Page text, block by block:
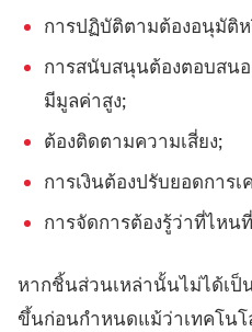
การปฏิบัติตามต้องอนุมัติ
การสนับสนุนต้องตอบสน
มีมูลค่าสูง;
ต้องติดตามความเสี่ยง;
การเงินต้องปรับยอดการ
การจัดการต้องรู้ว่าที่ไหน
หากชิ้นส่วนเหล่านั้นไม่ได้เป็
ขึ้นก่อนกำหนดแม้ว่าเทคโน